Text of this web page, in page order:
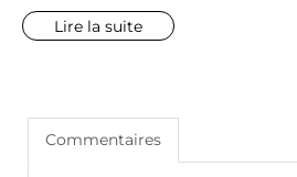
pièce.Lire la suite
Commentaires